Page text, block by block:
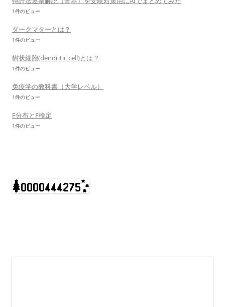
1件のビュー
ダークマターとは？
1件のビュー
樹状細胞(dendritic cell)とは？
1件のビュー
免疫学の教科書（大学レベル）
1件のビュー
F分布とF検定
1件のビュー